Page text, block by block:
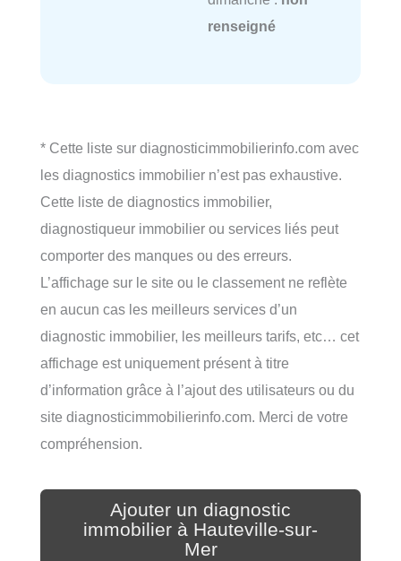
renseigné
* Cette liste sur diagnosticimmobilierinfo.com avec
les diagnostics immobilier n’est pas exhaustive.
Cette liste de diagnostics immobilier,
diagnostiqueur immobilier ou services liés peut
comporter des manques ou des erreurs.
L’affichage sur le site ou le classement ne reflète
en aucun cas les meilleurs services d’un
diagnostic immobilier, les meilleurs tarifs, etc… cet
affichage est uniquement présent à titre
d’information grâce à l’ajout des utilisateurs ou du
site diagnosticimmobilierinfo.com. Merci de votre
compréhension.
Ajouter un diagnostic
immobilier à Hauteville-sur-
Mer